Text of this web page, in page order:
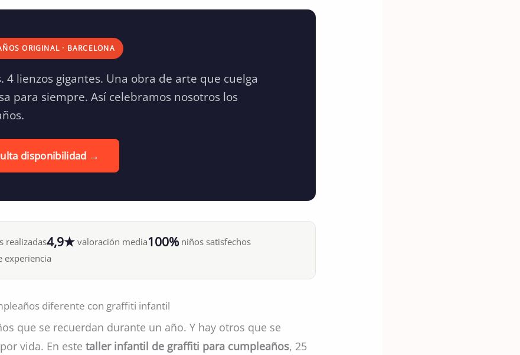
ORIGINAL · BARCELONA
4 lienzos gigantes. Una obra de arte que cuelga
para siempre. Así celebramos nosotros los
disponibilidad →
realizadas4,9★valoración media100%niños satisfechos
experiencia
diferente con graffiti infantil
que se recuerdan durante un año. Y hay otros que se
vida. En estetaller infantil de graffiti para cumpleaños, 25